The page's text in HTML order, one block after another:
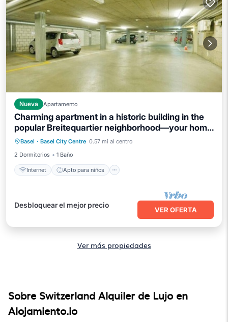
Nueva Apartamento
Charming apartment in a historic building in the
popular Breitequartier neighborhood—your home
in Basel
Basel · Basel City Centre 0.57 mi al centro
2 Dormitorios
1 Baño
Internet Apto para niños
Internet Apto para niños
Lavandería
Ropa de cama
Desbloquear el mejor precio
VER OFERTA
Ver más propiedades
Sobre Switzerland Alquiler de Lujo en
Alojamiento.io